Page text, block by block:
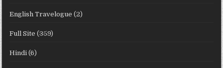
English Travelogue (2)
Full Site (359)
Hindi (6)